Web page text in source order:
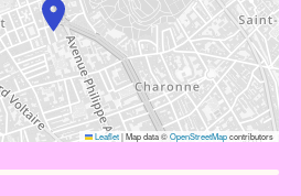
Leaflet|Map data ©OpenStreetMapcontributors